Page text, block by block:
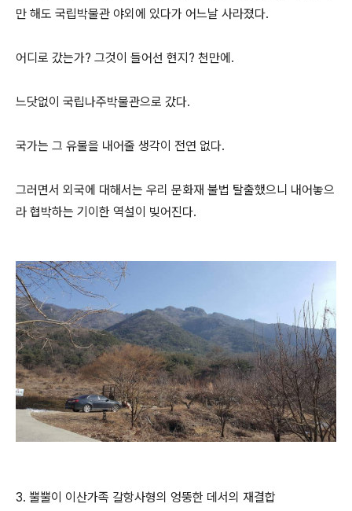
만 해도 국립박물관 야외에 있다가 어느날 사라졌다.
어디로 갔는가? 그것이 들어선 현지? 천만에.
느닷없이 국립나주박물관으로 갔다.
국가는 그 유물을 내어줄 생각이 전연 없다.
그러면서 외국에 대해서는 우리 문화재 불법 탈출했으니 내어놓으
라 협박하는 기이한 역설이 빚어진다.
3. 뿔뿔이 이산가족 갈항사형의 엉뚱한 데서의 재결합